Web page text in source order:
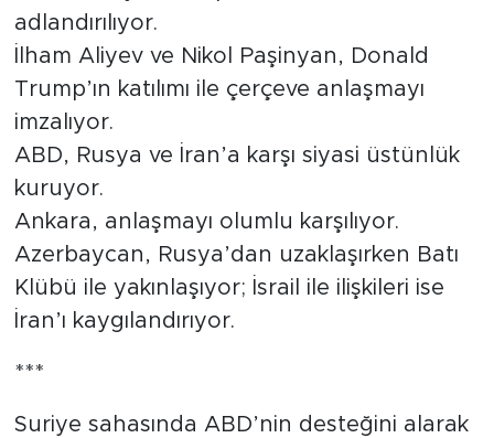
adlandırılıyor.
İlham Aliyev ve Nikol Paşinyan, Donald
Trump’ın katılımı ile çerçeve anlaşmayı
imzalıyor.
ABD, Rusya ve İran’a karşı siyasi üstünlük
kuruyor.
Ankara, anlaşmayı olumlu karşılıyor.
Azerbaycan, Rusya’dan uzaklaşırken Batı
Klübü ile yakınlaşıyor; İsrail ile ilişkileri ise
İran’ı kaygılandırıyor.
***
Suriye sahasında ABD’nin desteğini alarak